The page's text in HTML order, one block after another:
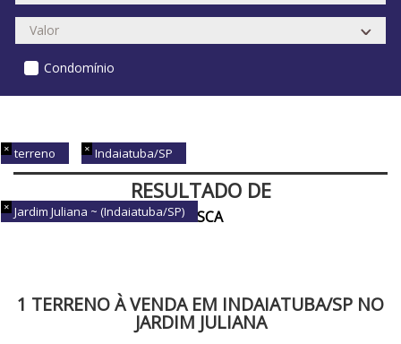
Condomínio
terreno Indaiatuba/SP
Jardim Juliana ~ (Indaiatuba/SP)
RESULTADO DE
BUSCA
1 TERRENO À VENDA EM INDAIATUBA/SP NO
JARDIM JULIANA